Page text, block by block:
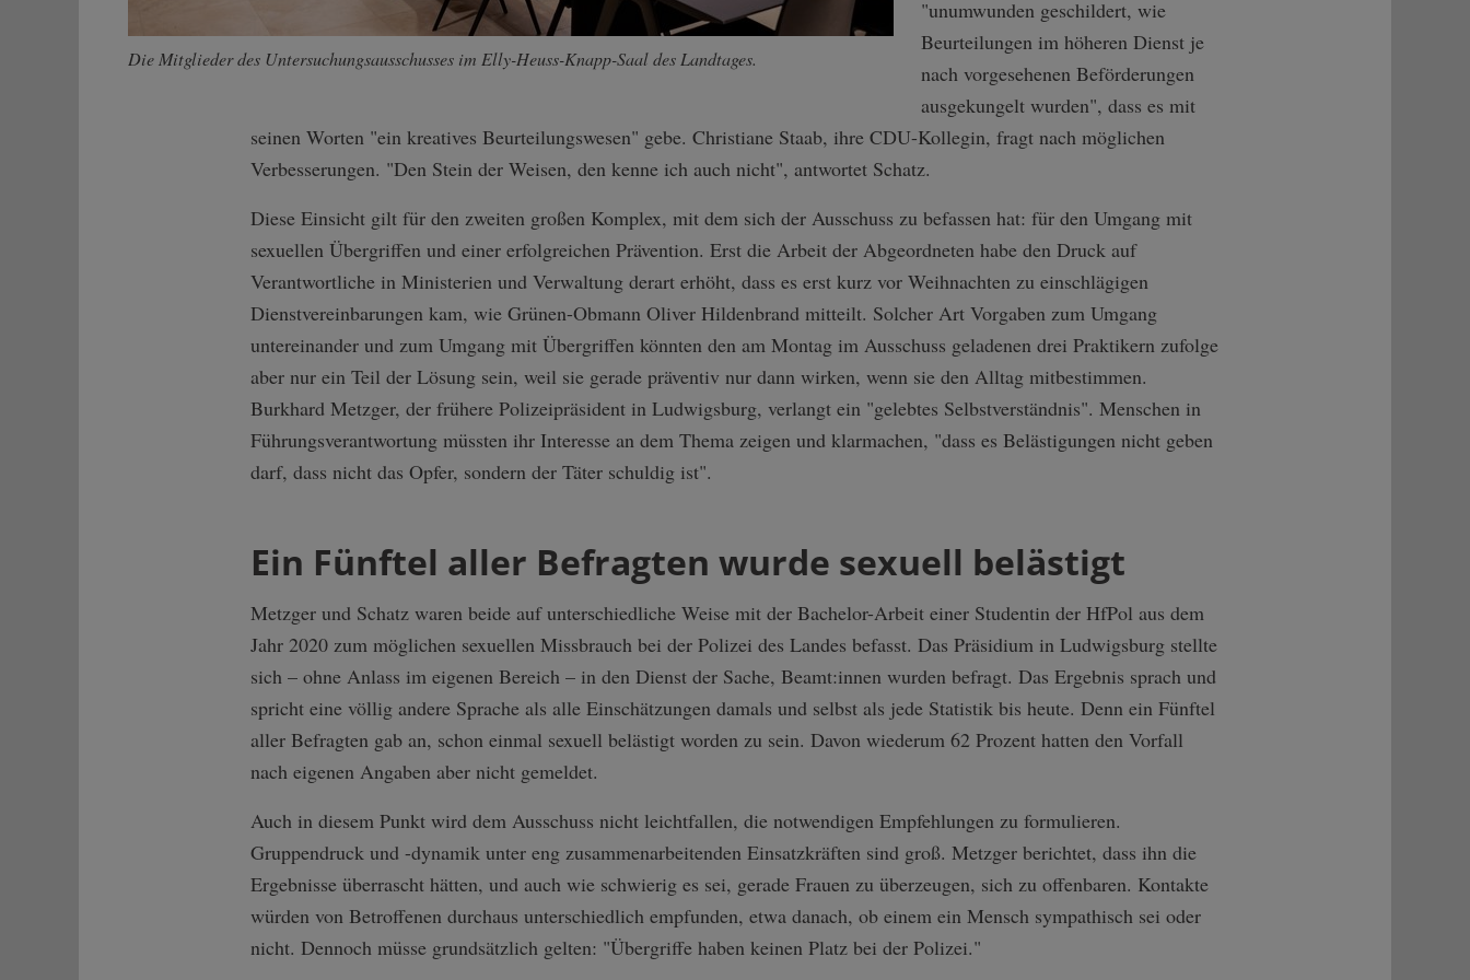
Die Mitglieder des Untersuchungsausschusses im Elly-Heuss-Knapp-Saal des Landtages.
"unumwunden geschildert, wie
Beurteilungen im höheren Dienst je
nach vorgesehenen Beförderungen
ausgekungelt wurden", dass es mit
seinen Worten "ein kreatives Beurteilungswesen" gebe. Christiane Staab, ihre CDU-Kollegin, fragt nach möglichen
Verbesserungen. "Den Stein der Weisen, den kenne ich auch nicht", antwortet Schatz.
Diese Einsicht gilt für den zweiten großen Komplex, mit dem sich der Ausschuss zu befassen hat: für den Umgang mit
sexuellen Übergriffen und einer erfolgreichen Prävention. Erst die Arbeit der Abgeordneten habe den Druck auf
Verantwortliche in Ministerien und Verwaltung derart erhöht, dass es erst kurz vor Weihnachten zu einschlägigen
Dienstvereinbarungen kam, wie Grünen-Obmann Oliver Hildenbrand mitteilt. Solcher Art Vorgaben zum Umgang
untereinander und zum Umgang mit Übergriffen könnten den am Montag im Ausschuss geladenen drei Praktikern zufolge
aber nur ein Teil der Lösung sein, weil sie gerade präventiv nur dann wirken, wenn sie den Alltag mitbestimmen.
Burkhard Metzger, der frühere Polizeipräsident in Ludwigsburg, verlangt ein "gelebtes Selbstverständnis". Menschen in
Führungsverantwortung müssten ihr Interesse an dem Thema zeigen und klarmachen, "dass es Belästigungen nicht geben
darf, dass nicht das Opfer, sondern der Täter schuldig ist".
Ein Fünftel aller Befragten wurde sexuell belästigt
Metzger und Schatz waren beide auf unterschiedliche Weise mit der Bachelor-Arbeit einer Studentin der HfPol aus dem
Jahr 2020 zum möglichen sexuellen Missbrauch bei der Polizei des Landes befasst. Das Präsidium in Ludwigsburg stellte
sich – ohne Anlass im eigenen Bereich – in den Dienst der Sache, Beamt:innen wurden befragt. Das Ergebnis sprach und
spricht eine völlig andere Sprache als alle Einschätzungen damals und selbst als jede Statistik bis heute. Denn ein Fünftel
aller Befragten gab an, schon einmal sexuell belästigt worden zu sein. Davon wiederum 62 Prozent hatten den Vorfall
nach eigenen Angaben aber nicht gemeldet.
Auch in diesem Punkt wird dem Ausschuss nicht leichtfallen, die notwendigen Empfehlungen zu formulieren.
Gruppendruck und -dynamik unter eng zusammenarbeitenden Einsatzkräften sind groß. Metzger berichtet, dass ihn die
Ergebnisse überrascht hätten, und auch wie schwierig es sei, gerade Frauen zu überzeugen, sich zu offenbaren. Kontakte
würden von Betroffenen durchaus unterschiedlich empfunden, etwa danach, ob einem ein Mensch sympathisch sei oder
nicht. Dennoch müsse grundsätzlich gelten: "Übergriffe haben keinen Platz bei der Polizei."